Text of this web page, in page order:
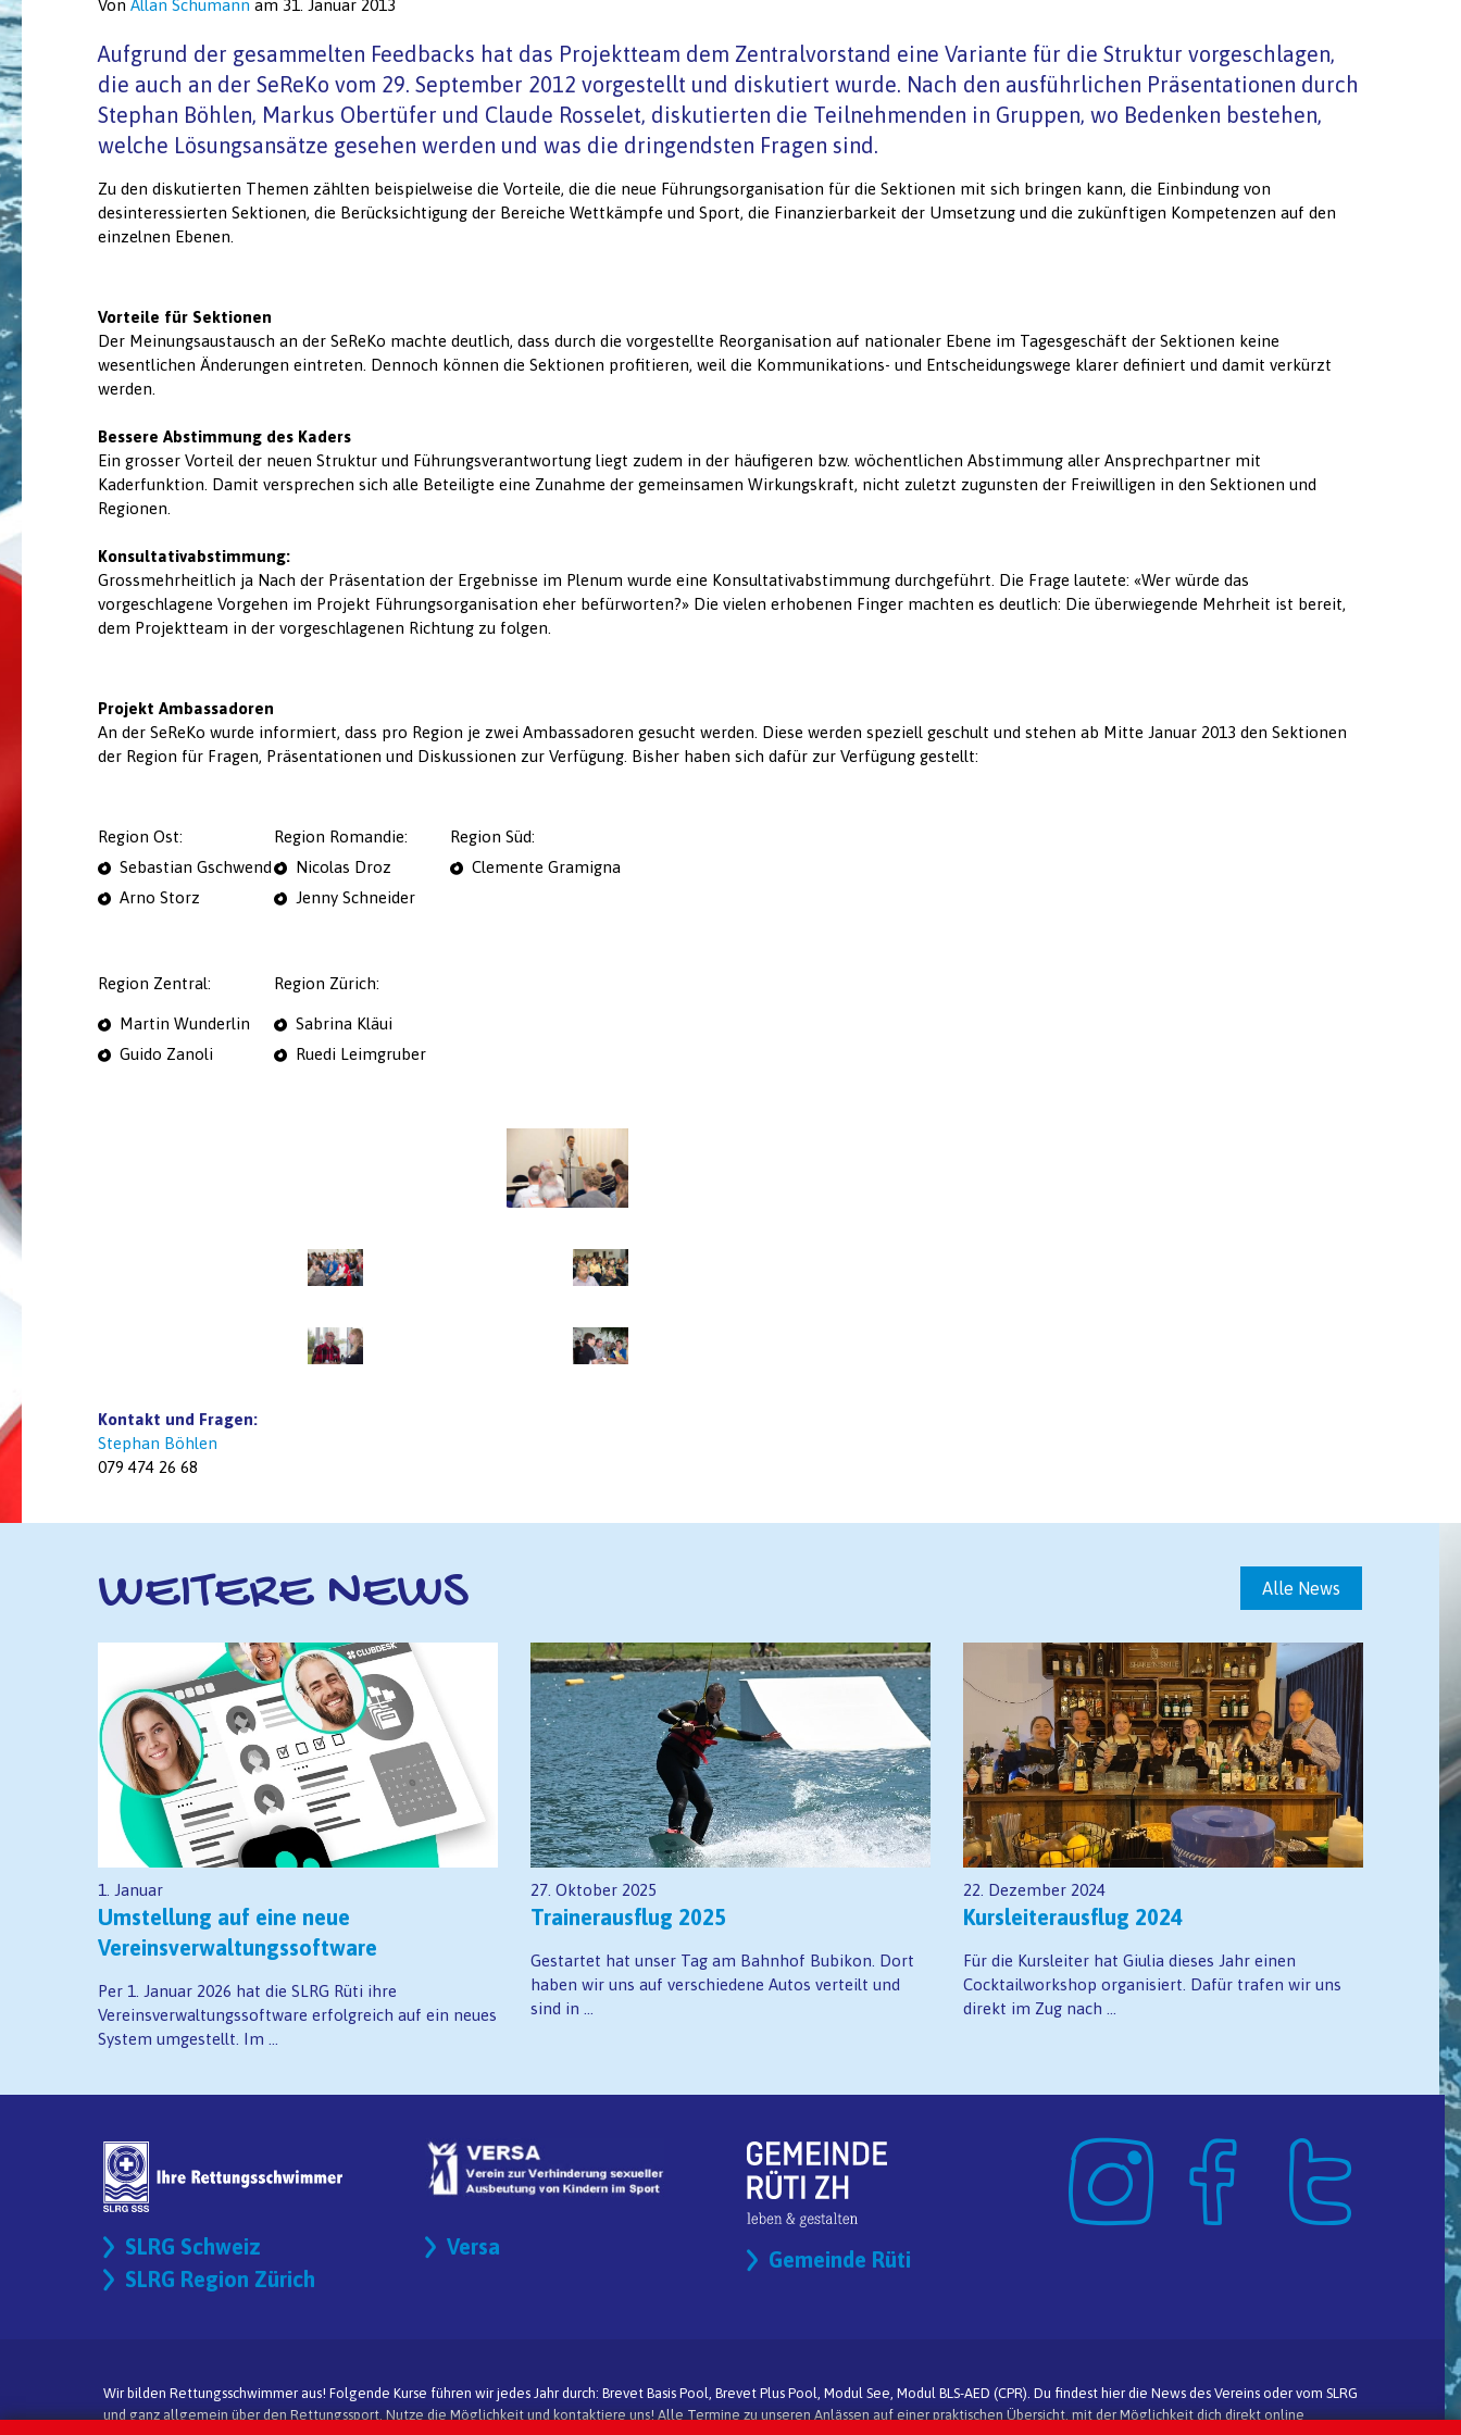
Von Allan Schumann am 31. Januar 2013
Aufgrund der gesammelten Feedbacks hat das Projektteam dem Zentralvorstand eine Variante für die Struktur vorgeschlagen,
die auch an der SeReKo vom 29. September 2012 vorgestellt und diskutiert wurde. Nach den ausführlichen Präsentationen durch
Stephan Böhlen, Markus Obertüfer und Claude Rosselet, diskutierten die Teilnehmenden in Gruppen, wo Bedenken bestehen,
welche Lösungsansätze gesehen werden und was die dringendsten Fragen sind.
Zu den diskutierten Themen zählten beispielweise die Vorteile, die die neue Führungsorganisation für die Sektionen mit sich bringen kann, die Einbindung von
desinteressierten Sektionen, die Berücksichtigung der Bereiche Wettkämpfe und Sport, die Finanzierbarkeit der Umsetzung und die zukünftigen Kompetenzen auf den
einzelnen Ebenen.
Vorteile für Sektionen
Der Meinungsaustausch an der SeReKo machte deutlich, dass durch die vorgestellte Reorganisation auf nationaler Ebene im Tagesgeschäft der Sektionen keine
wesentlichen Änderungen eintreten. Dennoch können die Sektionen profitieren, weil die Kommunikations- und Entscheidungswege klarer definiert und damit verkürzt
werden.
Bessere Abstimmung des Kaders
Ein grosser Vorteil der neuen Struktur und Führungsverantwortung liegt zudem in der häufigeren bzw. wöchentlichen Abstimmung aller Ansprechpartner mit
Kaderfunktion. Damit versprechen sich alle Beteiligte eine Zunahme der gemeinsamen Wirkungskraft, nicht zuletzt zugunsten der Freiwilligen in den Sektionen und
Regionen.
Konsultativabstimmung:
Grossmehrheitlich ja Nach der Präsentation der Ergebnisse im Plenum wurde eine Konsultativabstimmung durchgeführt. Die Frage lautete: «Wer würde das
vorgeschlagene Vorgehen im Projekt Führungsorganisation eher befürworten?» Die vielen erhobenen Finger machten es deutlich: Die überwiegende Mehrheit ist bereit,
dem Projektteam in der vorgeschlagenen Richtung zu folgen.
Projekt Ambassadoren
An der SeReKo wurde informiert, dass pro Region je zwei Ambassadoren gesucht werden. Diese werden speziell geschult und stehen ab Mitte Januar 2013 den Sektionen
der Region für Fragen, Präsentationen und Diskussionen zur Verfügung. Bisher haben sich dafür zur Verfügung gestellt:
Region Ost:
Sebastian Gschwend
Arno Storz
Region Romandie:
Nicolas Droz
Jenny Schneider
Region Süd:
Clemente Gramigna
Region Zentral:
Martin Wunderlin
Guido Zanoli
Region Zürich:
Sabrina Kläui
Ruedi Leimgruber
Kontakt und Fragen:
Stephan Böhlen
079 474 26 68
WEITERE NEWS Alle News
1. Januar
Umstellung auf eine neue
Vereinsverwaltungssoftware
Per 1. Januar 2026 hat die SLRG Rüti ihre
Vereinsverwaltungssoftware erfolgreich auf ein neues
System umgestellt. Im ...
27. Oktober 2025
Trainerausflug 2025
Gestartet hat unser Tag am Bahnhof Bubikon. Dort
haben wir uns auf verschiedene Autos verteilt und
sind in ...
22. Dezember 2024
Kursleiterausflug 2024
Für die Kursleiter hat Giulia dieses Jahr einen
Cocktailworkshop organisiert. Dafür trafen wir uns
direkt im Zug nach ...
SLRG Schweiz
SLRG Region Zürich
Versa
Gemeinde Rüti
Wir bilden Rettungsschwimmer aus! Folgende Kurse führen wir jedes Jahr durch: Brevet Basis Pool, Brevet Plus Pool, Modul See, Modul BLS-AED (CPR). Du findest hier die News des Vereins oder vom SLRG
und ganz allgemein über den Rettungssport. Nutze die Möglichkeit und kontaktiere uns! Alle Termine zu unseren Anlässen auf einer praktischen Übersicht, mit der Möglichkeit dich direkt online